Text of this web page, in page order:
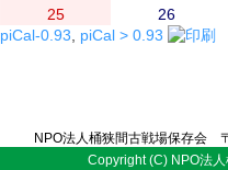
25
26
piCal-0.93, piCal > 0.93
NPO法人桶狭間古戦場保存
Copyright (C) NPO法